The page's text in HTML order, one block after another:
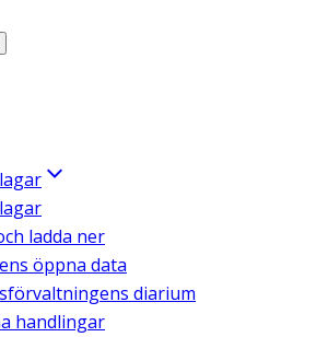
ladda ner
öppna data
diarium
handlingar